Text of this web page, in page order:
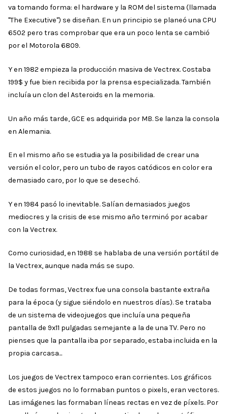
va tomando forma: el hardware y la ROM del sistema (llamada
"The Executive") se diseñan. En un principio se planeó una CPU
6502 pero tras comprobar que era un poco lenta se cambió
por el Motorola 6809.
Y en 1982 empieza la producción masiva de Vectrex. Costaba
199$ y fue bien recibida por la prensa especializada. También
incluía un clon del Asteroids en la memoria.
Un año más tarde, GCE es adquirida por MB. Se lanza la consola
en Alemania.
En el mismo año se estudia ya la posibilidad de crear una
versión el color, pero un tubo de rayos catódicos en color era
demasiado caro, por lo que se desechó.
Y en 1984 pasó lo inevitable. Salían demasiados juegos
mediocres y la crisis de ese mismo año terminó por acabar
con la Vectrex.
Como curiosidad, en 1988 se hablaba de una versión portátil de
la Vectrex, aunque nada más se supo.
De todas formas, Vectrex fue una consola bastante extraña
para la época (y sigue siéndolo en nuestros días). Se trataba
de un sistema de videojuegos que incluía una pequeña
pantalla de 9x11 pulgadas semejante a la de una TV. Pero no
pienses que la pantalla iba por separado, estaba incluida en la
propia carcasa...
Los juegos de Vectrex tampoco eran corrientes. Los gráficos
de estos juegos no lo formaban puntos o pixels, eran vectores.
Las imágenes las formaban líneas rectas en vez de píxels. Por